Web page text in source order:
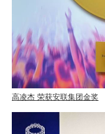
高凌杰 荣获安联集团金奖